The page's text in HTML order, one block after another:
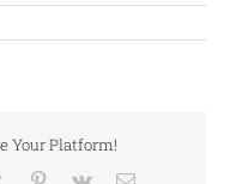
Your Platform!
Tumblr Pinterest
Vk Email